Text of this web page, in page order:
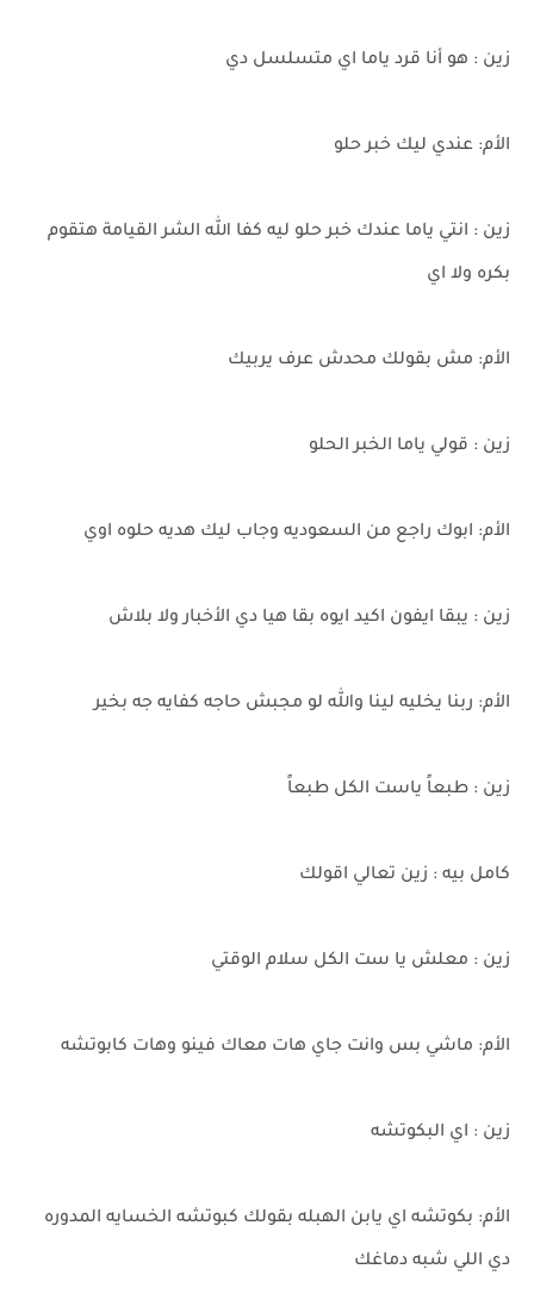
زين : هو أنا قرد ياما اي متسلسل دي
الأم: عندي ليك خبر حلو
زين : انتي ياما عندك خبر حلو ليه كفا الله الشر القيامة هتقوم
بكره ولا اي
الأم: مش بقولك محدش عرف يربيك
زين : قولي ياما الخبر الحلو
الأم: ابوك راجع من السعوديه وجاب ليك هديه حلوه اوي
زين : يبقا ايفون اكيد ايوه بقا هيا دي الأخبار ولا بلاش
الأم: ربنا يخليه لينا والله لو مجبش حاجه كفايه جه بخير
زين : طبعاً ياست الكل طبعاً
كامل بيه : زين تعالي اقولك
زين : معلش يا ست الكل سلام الوقتي
الأم: ماشي بس وانت جاي هات معاك فينو وهات كابوتشه
زين : اي البكوتشه
الأم: بكوتشه اي يابن الهبله بقولك كبوتشه الخسايه المدوره
دي اللي شبه دماغك